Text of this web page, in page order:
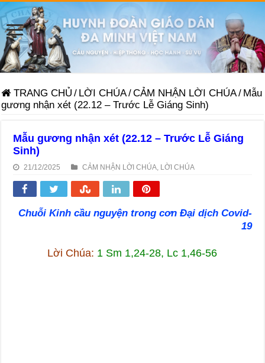
TRANG CHỦ / LỜI CHÚA/CẢM NHẬN LỜI CHÚA/ Mẫu
gương nhận xét (22.12 – Trước Lễ Giáng Sinh)
Mẫu gương nhận xét (22.12 – Trước Lễ Giáng
Sinh)
21/12/2025 CẢM NHẬN LỜI CHÚA LỜI CHÚA
Chuỗi Kinh cầu nguyện trong cơn Đại dịch Covid-
19
Lời Chúa: 1 Sm 1,24-28, Lc 1,46-56